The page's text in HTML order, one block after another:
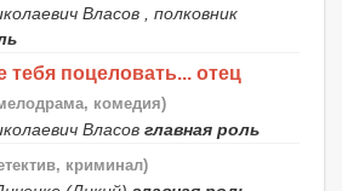
Власов , полковник
тебя поцеловать... отец
комедия)
Власов главная роль
криминал)